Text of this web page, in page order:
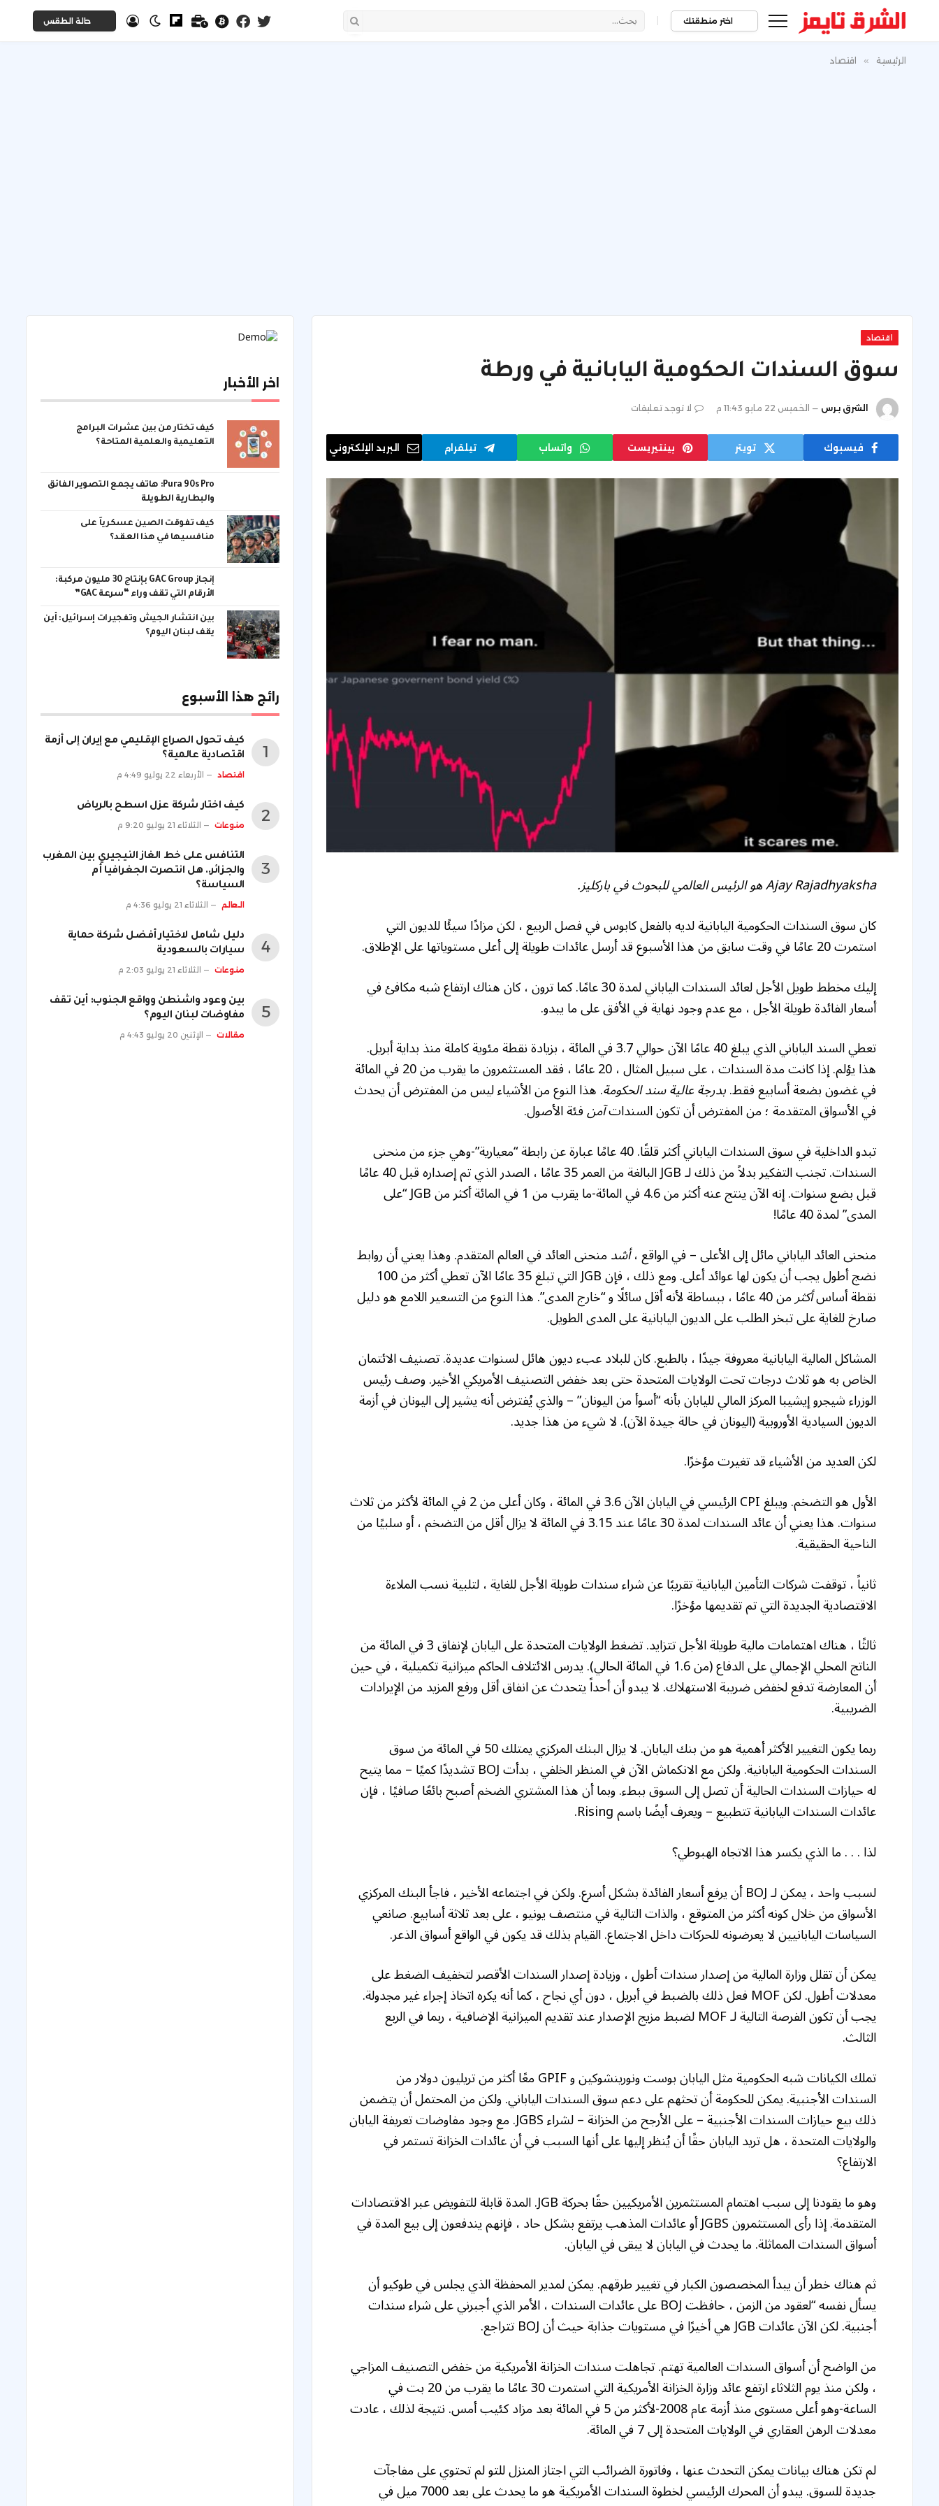
اختر منطقتك | حالة الطقس
الرئيسية » اقتصاد
اقتصاد
سوق السندات الحكومية اليابانية في ورطة
الشرق برس الخميس 22 مايو 11:43 م لا توجد تعليقات
فيسبوك تويتر بينتيريست واتساب تيلقرام البريد الإلكتروني
Ajay Rajadhyaksha هو الرئيس العالمي للبحوث في باركليز.
كان سوق السندات الحكومية اليابانية لديه بالفعل كابوس في فصل الربيع ، لكن مزادًا سيئًا للديون التي
استمرت 20 عامًا في وقت سابق من هذا الأسبوع قد أرسل عائدات طويلة إلى أعلى مستوياتها على الإطلاق.
إليك مخطط طويل الأجل لعائد السندات الياباني لمدة 30 عامًا. كما ترون ، كان هناك ارتفاع شبه مكافئ في
أسعار الفائدة طويلة الأجل ، مع عدم وجود نهاية في الأفق على ما يبدو.
تعطي السند الياباني الذي يبلغ 40 عامًا الآن حوالي 3.7 في المائة ، بزيادة نقطة مئوية كاملة منذ بداية أبريل.
هذا يؤلم. إذا كانت مدة السندات ، على سبيل المثال ، 20 عامًا ، فقد المستثمرون ما يقرب من 20 في المائة
في غضون بضعة أسابيع فقط.بدرجة عاليةسند الحكومة. هذا النوع من الأشياء ليس من المفترض أن يحدث
في الأسواق المتقدمة ؛ من المفترض أن تكون السنداتآمنفئة الأصول.
تبدو الداخلية في سوق السندات الياباني أكثر قلقًا. 40 عامًا عبارة عن رابطة “معيارية”-وهي جزء من منحنى
السندات. تجنب التفكير بدلاً من ذلك لـ JGB البالغة من العمر 35 عامًا ، الصدر الذي تم إصداره قبل 40 عامًا
قبل بضع سنوات. إنه الآن ينتج عنه أكثر من 4.6 في المائة-ما يقرب من 1 في المائة أكثر من JGB “على
المدى” لمدة 40 عامًا!
منحنى العائد الياباني مائل إلى الأعلى – في الواقع ،أشدمنحنى العائد في العالم المتقدم. وهذا يعني أن روابط
نضج أطول يجب أن يكون لها عوائد أعلى. ومع ذلك ، فإن JGB التي تبلغ 35 عامًا الآن تعطي أكثر من 100
نقطة أساسأكثر من 40 عامًا ، ببساطة لأنه أقل سائلًا و “خارج المدى”. هذا النوع من التسعير اللامع هو دليل
صارخ للغاية على تبخر الطلب على الديون اليابانية على المدى الطويل.
المشاكل المالية اليابانية معروفة جيدًا ، بالطبع. كان للبلاد عبء ديون هائل لسنوات عديدة. تصنيف الائتمان
الخاص به هو ثلاث درجات تحت الولايات المتحدة حتى بعد خفض التصنيف الأمريكي الأخير. وصف رئيس
الوزراء شيجرو إيشيبا المركز المالي لليابان بأنه “أسوأ من اليونان” – والذي يُفترض أنه يشير إلى اليونان في أزمة
الديون السيادية الأوروبية (اليونان في حالة جيدة الآن). لا شيء من هذا جديد.
لكن العديد من الأشياء قد تغيرت مؤخرًا.
الأول هو التضخم. ويبلغ CPI الرئيسي في اليابان الآن 3.6 في المائة ، وكان أعلى من 2 في المائة لأكثر من ثلاث
سنوات. هذا يعني أن عائد السندات لمدة 30 عامًا عند 3.15 في المائة لا يزال أقل من التضخم ، أو سلبيًا من
الناحية الحقيقية.
ثانياً ، توقفت شركات التأمين اليابانية تقريبًا عن شراء سندات طويلة الأجل للغاية ، لتلبية نسب الملاءة
الاقتصادية الجديدة التي تم تقديمها مؤخرًا.
ثالثًا ، هناك اهتمامات مالية طويلة الأجل تتزايد. تضغط الولايات المتحدة على اليابان لإنفاق 3 في المائة من
الناتج المحلي الإجمالي على الدفاع (من 1.6 في المائة الحالي). يدرس الائتلاف الحاكم ميزانية تكميلية ، في حين
أن المعارضة تدفع لخفض ضريبة الاستهلاك. لا يبدو أن أحداً يتحدث عن انفاق أقل ورفع المزيد من الإيرادات
الضريبية.
ربما يكون التغيير الأكثر أهمية هو من بنك اليابان. لا يزال البنك المركزي يمتلك 50 في المائة من سوق
السندات الحكومية اليابانية. ولكن مع الانكماش الآن في المنظر الخلفي ، بدأت BOJ تشديدًا كميًا – مما يتيح
له حيازات السندات الحالية أن تصل إلى السوق ببطء. وبما أن هذا المشتري الضخم أصبح بائعًا صافيًا ، فإن
عائدات السندات اليابانية تتطبيع – ويعرف أيضًا باسم Rising.
لذا . . . ما الذي يكسر هذا الاتجاه الهبوطي؟
لسبب واحد ، يمكن لـ BOJ أن يرفع أسعار الفائدة بشكل أسرع. ولكن في اجتماعه الأخير ، فاجأ البنك المركزي
الأسواق من خلال كونه أكثر من المتوقع ، والذات التالية في منتصف يونيو ، على بعد ثلاثة أسابيع. صانعي
السياسات اليابانيين لا يعرضونه للحركات داخل الاجتماع. القيام بذلك قد يكون في الواقع أسواق الذعر.
يمكن أن تقلل وزارة المالية من إصدار سندات أطول ، وزيادة إصدار السندات الأقصر لتخفيف الضغط على
معدلات أطول. لكن MOF فعل ذلك بالضبط في أبريل ، دون أي نجاح ، كما أنه يكره اتخاذ إجراء غير مجدولة.
يجب أن تكون الفرصة التالية لـ MOF لضبط مزيج الإصدار عند تقديم الميزانية الإضافية ، ربما في الربع
الثالث.
تملك الكيانات شبه الحكومية مثل اليابان بوست ونورينشوكين و GPIF معًا أكثر من تريليون دولار من
السندات الأجنبية. يمكن للحكومة أن تحثهم على دعم سوق السندات الياباني. ولكن من المحتمل أن يتضمن
ذلك بيع حيازات السندات الأجنبية – على الأرجح من الخزانة – لشراء JGBS. مع وجود مفاوضات تعريفة اليابان
والولايات المتحدة ، هل تريد اليابان حقًا أن يُنظر إليها على أنها السبب في أن عائدات الخزانة تستمر في
الارتفاع؟
وهو ما يقودنا إلى سبب اهتمام المستثمرين الأمريكيين حقًا بحركة JGB. المدة قابلة للتفويض عبر الاقتصادات
المتقدمة. إذا رأى المستثمرون JGBS أو عائدات المذهب يرتفع بشكل حاد ، فإنهم يندفعون إلى بيع المدة في
أسواق السندات المماثلة. ما يحدث في اليابان لا يبقى في اليابان.
ثم هناك خطر أن يبدأ المخصصون الكبار في تغيير طرقهم. يمكن لمدير المحفظة الذي يجلس في طوكيو أن
يسأل نفسه “لعقود من الزمن ، حافظت BOJ على عائدات السندات ، الأمر الذي أجبرني على شراء سندات
أجنبية. لكن الآن عائدات JGB هي أخيرًا في مستويات جذابة حيث أن BOJ تتراجع.
من الواضح أن أسواق السندات العالمية تهتم. تجاهلت سندات الخزانة الأمريكية من خفض التصنيف المزاجي
، ولكن منذ يوم الثلاثاء ارتفع عائد وزارة الخزانة الأمريكية التي استمرت 30 عامًا ما يقرب من 20 بت في
الساعة-وهو أعلى مستوى منذ أزمة عام 2008-لأكثر من 5 في المائة بعد مزاد كئيب أمس. نتيجة لذلك ، عادت
معدلات الرهن العقاري في الولايات المتحدة إلى 7 في المائة.
لم تكن هناك بيانات يمكن التحدث عنها ، وفاتورة الضرائب التي اجتاز المنزل للتو لم تحتوي على مفاجآت
جديدة للسوق. يبدو أن المحرك الرئيسي لخطوة السندات الأمريكية هو ما يحدث على بعد 7000 ميل في
اخر الأخبار
كيف تختار من بين عشرات البرامج
التعليمية والعلمية المتاحة؟
Pura 90s Pro: هاتف يجمع التصوير الفائق
والبطارية الطويلة
كيف تفوقت الصين عسكرياً على
منافسيها في هذا العقد؟
إنجاز GAC Group بإنتاج 30 مليون مركبة:
الأرقام التي تقف وراء “سرعة GAC”
بين انتشار الجيش وتفجيرات إسرائيل: أين
يقف لبنان اليوم؟
رائج هذا الأسبوع
كيف تحول الصراع الإقليمي مع إيران إلى أزمة
اقتصادية عالمية؟
اقتصاد الأربعاء 22 يوليو 4:49 م
كيف اختار شركة عزل اسطح بالرياض
منوعات الثلاثاء 21 يوليو 9:20 م
التنافس على خط الغاز النيجيري بين المغرب
والجزائر.. هل انتصرت الجغرافيا أم
السياسة؟
العالم الثلاثاء 21 يوليو 4:36 م
دليل شامل لاختيار أفضل شركة حماية
سيارات بالسعودية
منوعات الثلاثاء 21 يوليو 2:03 م
بين وعود واشنطن وواقع الجنوب: أين تقف
مفاوضات لبنان اليوم؟
مقالات الإثنين 20 يوليو 4:43 م